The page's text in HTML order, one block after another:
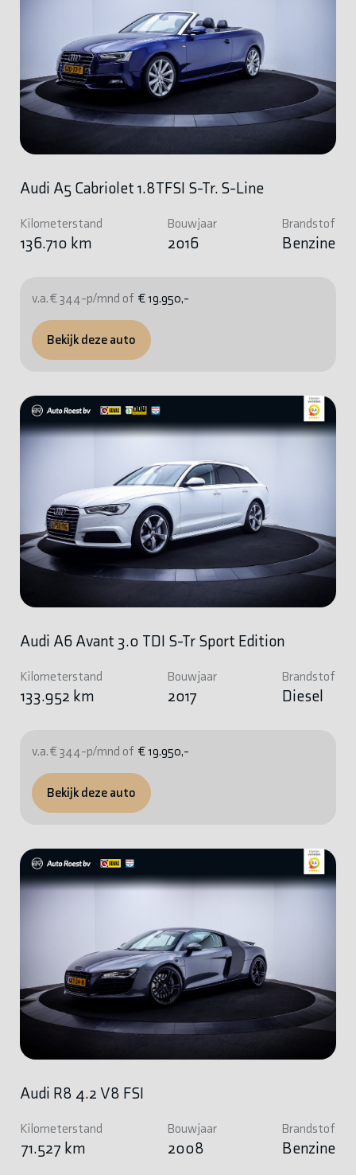
Audi A5 Cabriolet 1.8TFSI S-Tr. S-Line
Kilometerstand
136.710 km
Bouwjaar
2016
Brandstof
Benzine
v.a. € 344-p/mnd of € 19.950,-
Bekijk deze auto
Audi A6 Avant 3.0 TDI S-Tr Sport Edition
Kilometerstand
133.952 km
Bouwjaar
2017
Brandstof
Diesel
v.a. € 344-p/mnd of € 19.950,-
Bekijk deze auto
Audi R8 4.2 V8 FSI
Kilometerstand
71.527 km
Bouwjaar
2008
Brandstof
Benzine